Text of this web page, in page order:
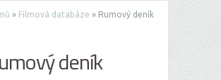
» Filmová databáze » Rumový deník
deník